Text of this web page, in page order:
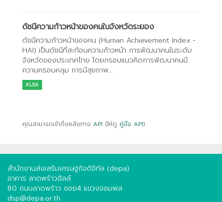
ดัชนีความก้าวหน้าของคนในจังหวัดระยอง
ดัชนีความก้าวหน้าของคน (Human Achievement Index -
HAI) เป็นดัชนีที่สะท้อนความก้าวหน้า การพัฒนาคนในระดับ
จังหวัดของประเทศไทย โดยกรอบแนวคิดการพัฒนาคนมี
ความครอบคลุม การมีสุขภาพ...
XLSX
คุณสามารถเข้าถึงคลังทาง API (ให้ดู คู่มือ API).
สำนักงานส่งเสริมเศรษฐกิจดิจิทัล (depa)
อาคาร ลาดพร้าวฮิลล์
80 ถนนลาดพร้าว ซอย4 แขวงจอมพล
dsp@depa.or.th